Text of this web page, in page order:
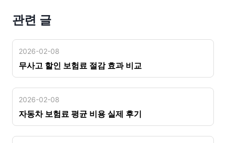
관련 글
2026-02-08
무사고 할인 보험료 절감 효과 비교
2026-02-08
자동차 보험료 평균 비용 실제 후기